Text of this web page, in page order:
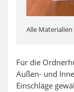
Alle
Für die
Außen- und
Einschläge